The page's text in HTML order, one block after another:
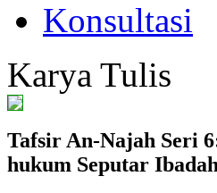
Konsultasi
Karya Tulis
Tafsir An-Najah Seri
hukum Seputar Ibadah